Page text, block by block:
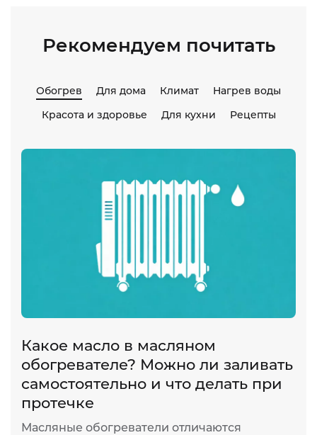
Рекомендуем почитать
Обогрев Для дома Климат
Нагрев воды
Красота и здоровье
Для кухни Рецепты
Какое масло в масляном
обогревателе? Можно ли заливать
самостоятельно и что делать при
протечке
Масляные обогреватели отличаются